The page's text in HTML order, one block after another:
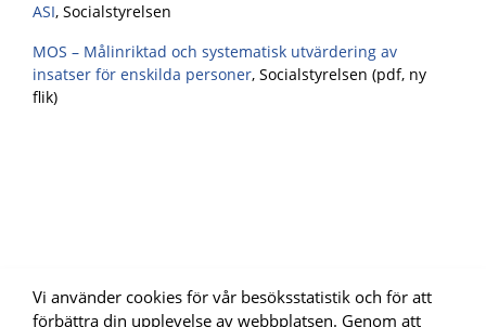
ASI, Socialstyrelsen
MOS – Målinriktad och systematisk utvärdering av
insatser för enskilda personer, Socialstyrelsen (pdf, ny
flik)
Vi använder cookies för vår besöksstatistik och för att
förbättra din upplevelse av webbplatsen. Genom att